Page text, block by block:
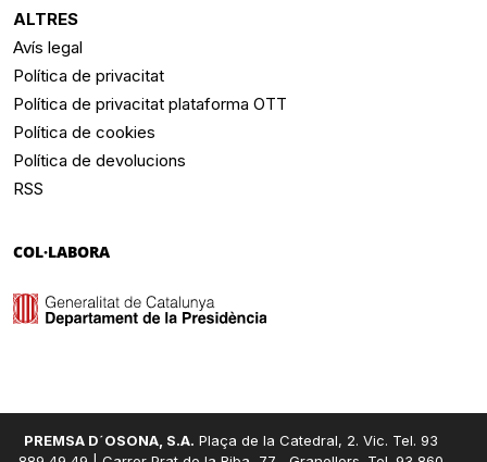
ALTRES
Avís legal
Política de privacitat
Política de privacitat plataforma OTT
Política de cookies
Política de devolucions
RSS
COL·LABORA
PREMSA D´OSONA, S.A. Plaça de la Catedral, 2. Vic. Tel. 93